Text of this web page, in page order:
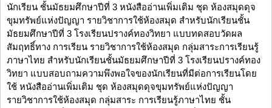
นักเรียน ชั้นมัธยมศึกษาปีที่ 3 หนังสืออ่านเพิ่มเติม ชุด ห้องสมุดดุจ
ขุมทรัพย์แห่งปัญญา รายวิชาการใช้ห้องสมุด สำหรับนักเรียนชั้น
มัธยมศึกษาปีที่ 3 โรงเรียนปรางค์ทองวิทยา แบบทดสอบวัดผล
สัมฤทธิ์ทาง การเรียน รายวิชาการใช้ห้องสมุด กลุ่มสาระการเรียนรู้
ภาษาไทย สำหรับนักเรียนชั้นมัธยมศึกษาปีที่ 3 โรงเรียนปรางค์ทอง
วิทยา แบบสอบถามความพึงพอใจของนักเรียนที่มีต่อการเรียนโดย
ใช้ หนังสืออ่านเพิ่มเติม ชุด ห้องสมุดดุจขุมทรัพย์แห่งปัญญา
รายวิชาการใช้ห้องสมุด กลุ่มสาระ การเรียนรู้ภาษาไทย ชั้น